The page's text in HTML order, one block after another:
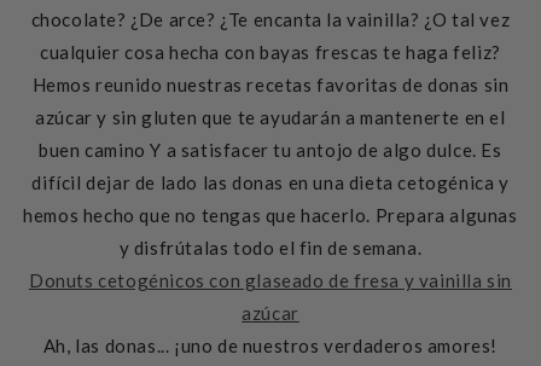
chocolate? ¿De arce? ¿Te encanta la vainilla? ¿O tal vez
cualquier cosa hecha con bayas frescas te haga feliz?
Hemos reunido nuestras recetas favoritas de donas sin
azúcar y sin gluten que te ayudarán a mantenerte en el
buen camino Y a satisfacer tu antojo de algo dulce. Es
difícil dejar de lado las donas en una dieta cetogénica y
hemos hecho que no tengas que hacerlo. Prepara algunas
y disfrútalas todo el fin de semana.
Donuts cetogénicos con glaseado de fresa y vainilla sin
azúcar
Ah, las donas... ¡uno de nuestros verdaderos amores!